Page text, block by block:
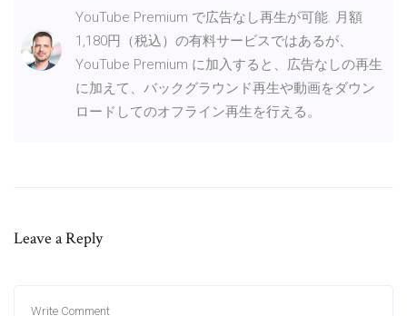
YouTube Premium で広告なし再生が可能. 月額
1,180円（税込）の有料サービスではあるが、
YouTube Premium に加入すると、広告なしの再生
に加えて、バックグラウンド再生や動画をダウン
ロードしてのオフライン再生を行える。
Leave a Reply